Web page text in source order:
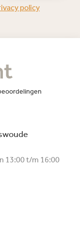
policy
13:00 t/m 16:00